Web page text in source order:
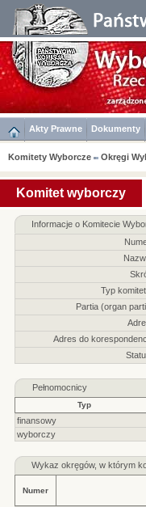
Akty Prawne Dokumenty
Komitety Wyborcze Okręgi
Komitet wyborczy
Informacje o Komitecie
Typ
Partia (organ
Adres do
Pełnomocnicy
Typ
finansowy
wyborczy
Wykaz okręgów, w którym
Numer